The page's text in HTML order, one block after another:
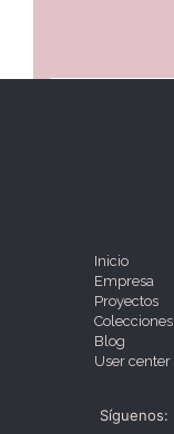
Inicio
Empresa
Proyectos
Colecciones
Blog
User center
Síguenos: